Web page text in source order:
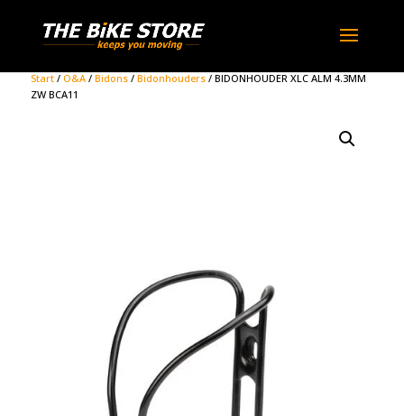
Start/ O&A/ Bidons/ Bidonhouders/ BIDONHOUDER XLC ALM 4.3MM
ZW BCA11